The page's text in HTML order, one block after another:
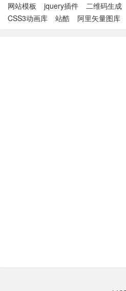
网站模板 jquery插件 二维码生成
CSS3动画库
站酷 阿里矢量图库